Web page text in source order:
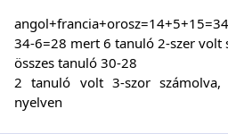
angol+francia+orosz=14+5+15=34
34-6=28 mert 6 tanuló 2-szer volt
összes tanuló 30-28
2 tanuló volt 3-szor
nyelven